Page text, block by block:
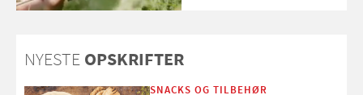
NYESTE OPSKRIFTER
SNACKS OG TILBEHØR